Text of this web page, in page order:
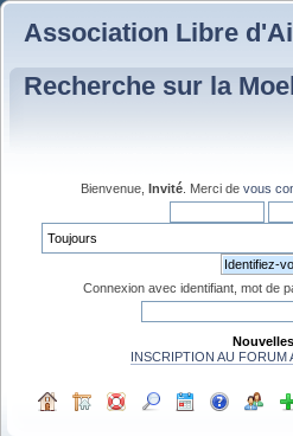
Association Libre
Recherche sur la
Bienvenue, Invité . Merci de vous
Connexion avec identifiant, mot de
INSCRIPTION AU FORUM